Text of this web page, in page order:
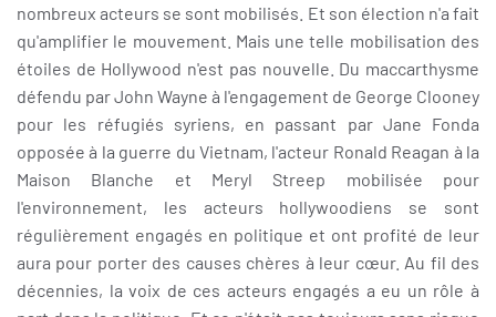
nombreux acteurs se sont mobilisés. Et son élection n'a fait
qu'amplifier le mouvement. Mais une telle mobilisation des
étoiles de Hollywood n'est pas nouvelle. Du maccarthysme
défendu par John Wayne à l'engagement de George Clooney
pour les réfugiés syriens, en passant par Jane Fonda
opposée à la guerre du Vietnam, l'acteur Ronald Reagan à la
Maison Blanche et Meryl Streep mobilisée pour
l'environnement, les acteurs hollywoodiens se sont
régulièrement engagés en politique et ont profité de leur
aura pour porter des causes chères à leur cœur. Au fil des
décennies, la voix de ces acteurs engagés a eu un rôle à